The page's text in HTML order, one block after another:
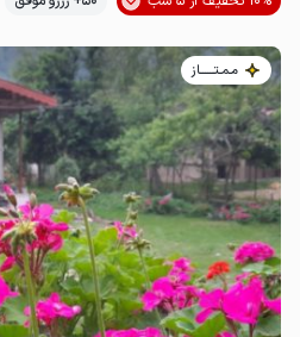
1.7میلیون ت
مـمـتــــــاز